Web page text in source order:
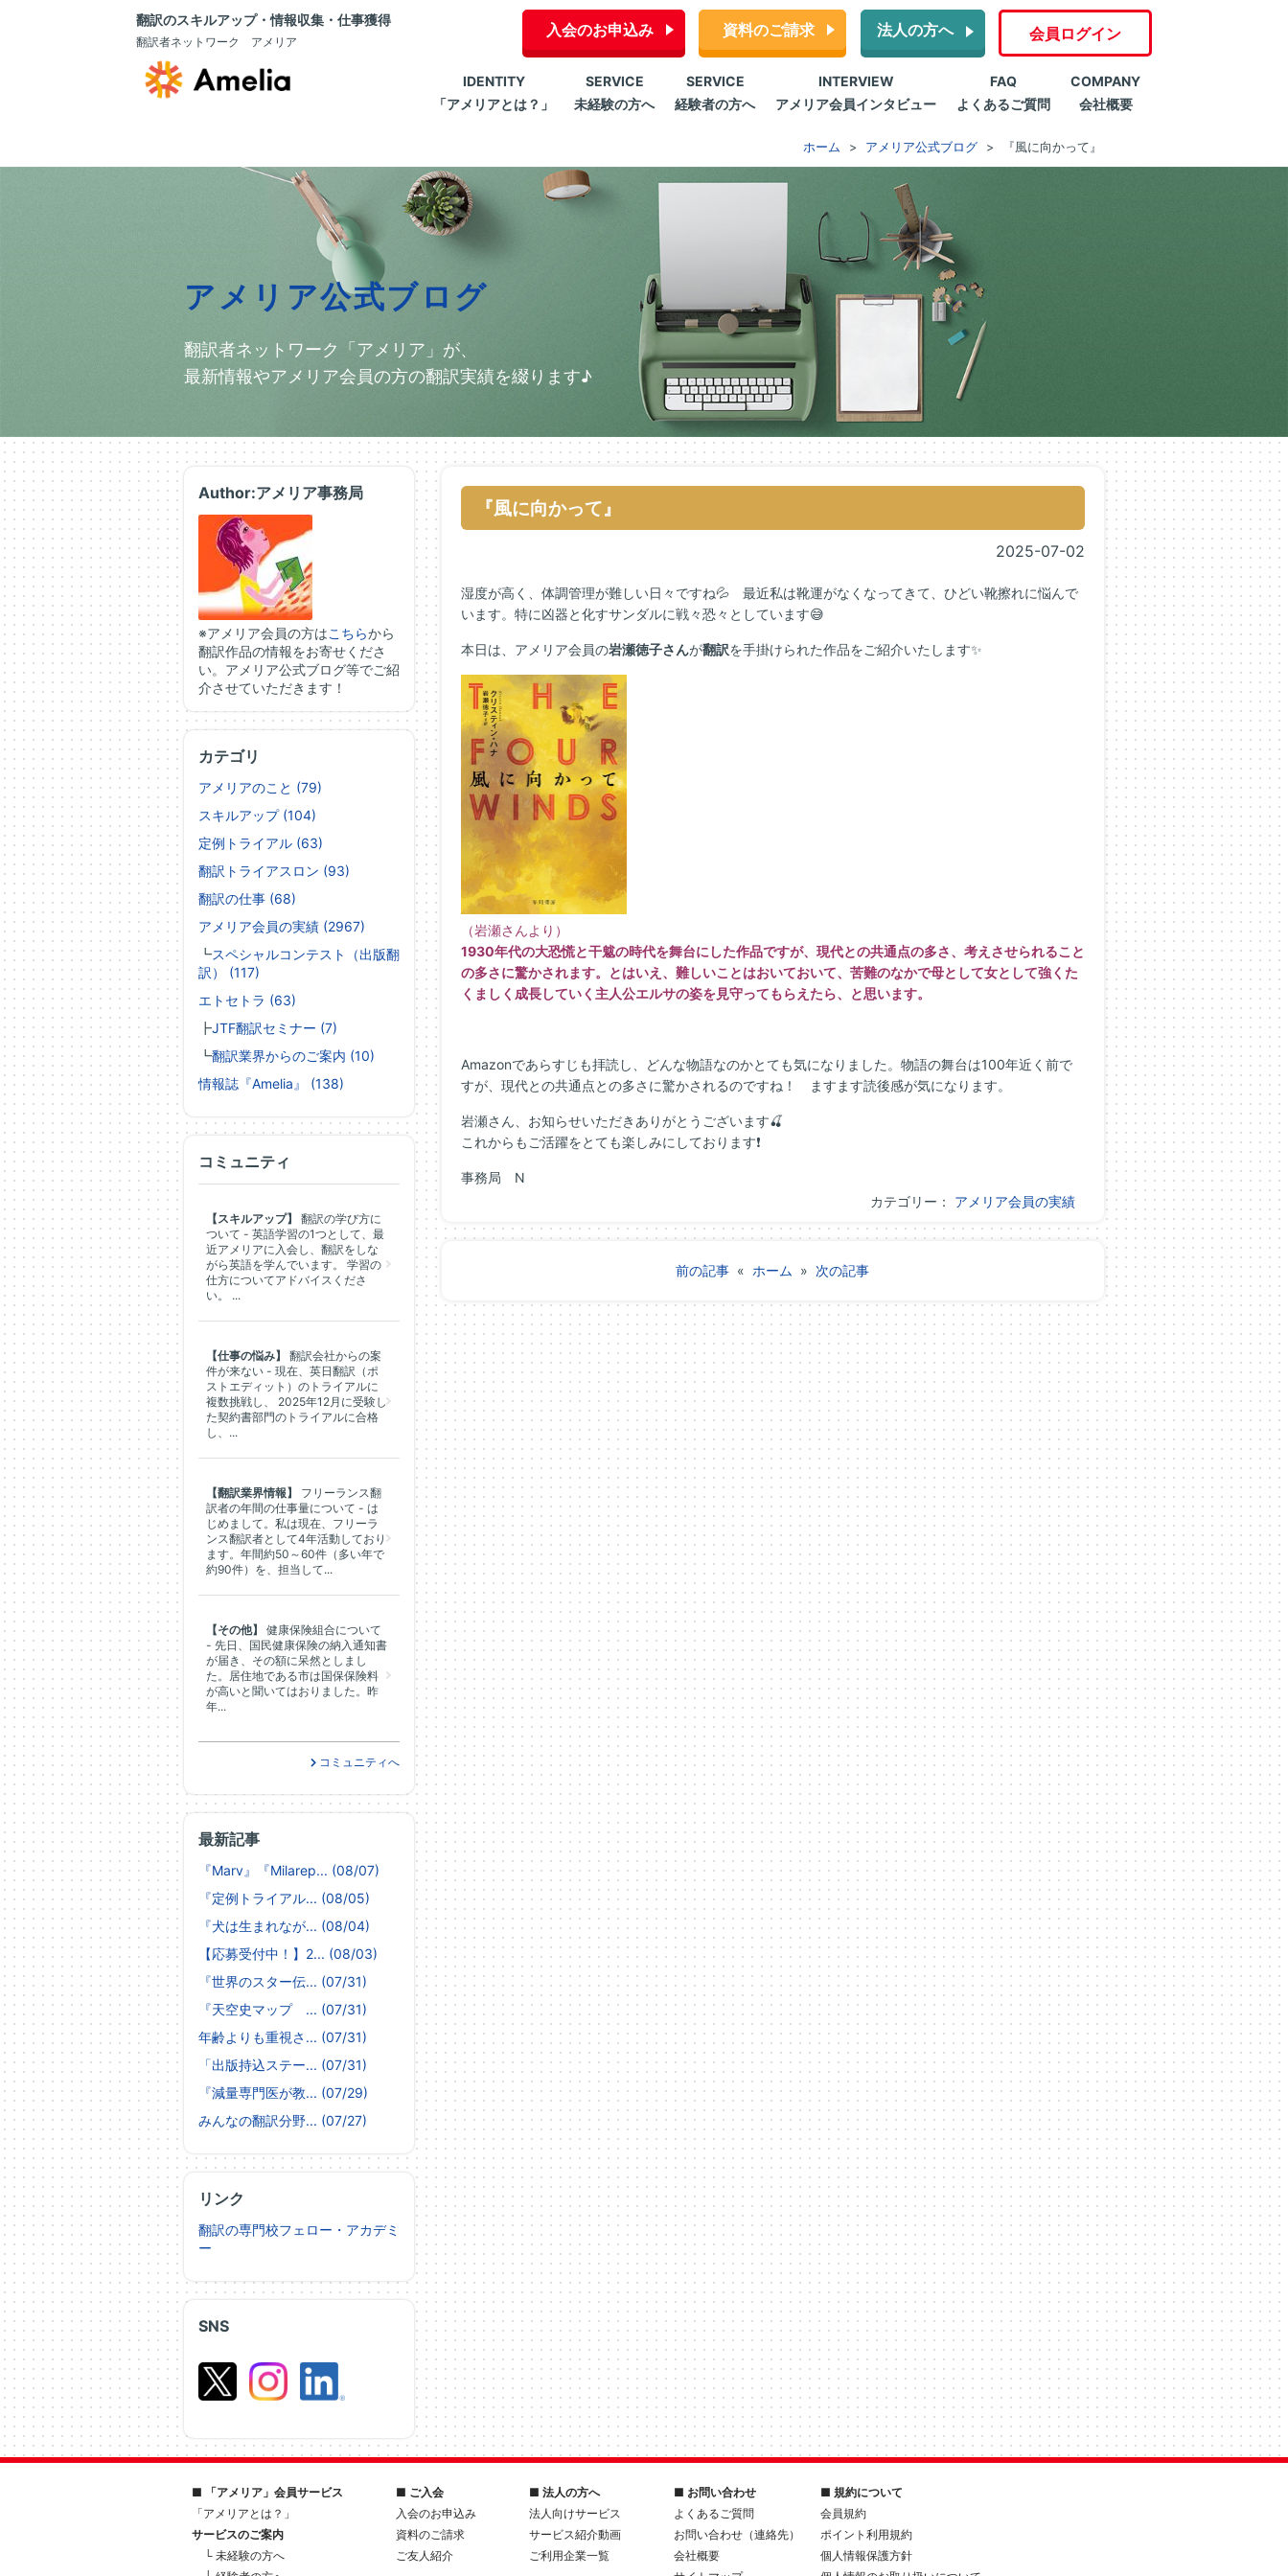
翻訳のスキルアップ・情報収集・仕事獲得
翻訳者ネットワーク アメリア
入会のお申込み 資料のご請求 法人の方へ 会員ログイン
IDENTITY
「アメリアとは？」
SERVICE
未経験の方へ
SERVICE
経験者の方へ
INTERVIEW
アメリア会員インタビュー
FAQ
よくあるご質問
COMPANY
会社概要
ホーム アメリア公式ブログ 『風に向かって』
アメリア公式ブログ
翻訳者ネットワーク「アメリア」が、
最新情報やアメリア会員の方の翻訳実績を綴ります♪
『風に向かって』
2025-07-02
湿度が高く、体調管理が難しい日々ですね💦 最近私は靴運がなくなってきて、ひどい靴擦れに悩んで
います。特に凶器と化すサンダルに戦々恐々としています😅
本日は、アメリア会員の岩瀬徳子さんが翻訳を手掛けられた作品をご紹介いたします✨
（岩瀬さんより）
1930年代の大恐慌と干魃の時代を舞台にした作品ですが、現代との共通点の多さ、考えさせられること
の多さに驚かされます。とはいえ、難しいことはおいておいて、苦難のなかで母として女として強くた
くましく成長していく主人公エルサの姿を見守ってもらえたら、と思います。
Amazonであらすじも拝読し、どんな物語なのかとても気になりました。物語の舞台は100年近く前で
すが、現代との共通点との多さに驚かされるのですね！ ますます読後感が気になります。
岩瀬さん、お知らせいただきありがとうございます🍒
これからもご活躍をとても楽しみにしております❗
事務局 N
カテゴリー： アメリア会員の実績
前の記事 « ホーム » 次の記事
Author:アメリア事務局
※アメリア会員の方はこちらから
翻訳作品の情報をお寄せくださ
い。アメリア公式ブログ等でご紹
介させていただきます！
SNS
カテゴリ
アメリアのこと (79)
スキルアップ (104)
定例トライアル (63)
翻訳トライアスロン (93)
翻訳の仕事 (68)
アメリア会員の実績 (2967)
┗スペシャルコンテスト（出版翻
訳） (117)
エトセトラ (63)
┣JTF翻訳セミナー (7)
┗翻訳業界からのご案内 (10)
情報誌『Amelia』 (138)
最新記事
『Marv』『Milarep... (08/07)
『定例トライアル... (08/05)
『犬は生まれなが... (08/04)
【応募受付中！】2... (08/03)
『世界のスター伝... (07/31)
『天空史マップ ... (07/31)
年齢よりも重視さ... (07/31)
「出版持込ステー... (07/31)
『減量専門医が教... (07/29)
みんなの翻訳分野... (07/27)
リンク
翻訳の専門校フェロー・アカデミ
ー
コミュニティ
【スキルアップ】
翻訳の学び方に
ついて - 英語学習の1つとして、最
近アメリアに入会し、翻訳をしな
がら英語を学んでいます。 学習の
仕方についてアドバイスくださ
い。 ...
【仕事の悩み】
翻訳会社からの案
件が来ない - 現在、英日翻訳（ポ
ストエディット）のトライアルに
複数挑戦し、 2025年12月に受験し
た契約書部門のトライアルに合格
し、...
【翻訳業界情報】
フリーランス翻
訳者の年間の仕事量について - は
じめまして。私は現在、フリーラ
ンス翻訳者として4年活動しており
ます。年間約50～60件（多い年で
約90件）を、担当して...
【その他】
健康保険組合について
- 先日、国民健康保険の納入通知書
が届き、その額に呆然としまし
た。居住地である市は国保保険料
が高いと聞いてはおりました。昨
年...
コミュニティへ
■ 「アメリア」会員サービス
「アメリアとは？」
サービスのご案内
└ 未経験の方へ
■ ご入会
入会のお申込み
資料のご請求
ご友人紹介
■ 法人の方へ
法人向けサービス
サービス紹介動画
ご利用企業一覧
■ お問い合わせ
よくあるご質問
お問い合わせ（連絡先）
会社概要
■ 規約について
会員規約
ポイント利用規約
個人情報保護方針